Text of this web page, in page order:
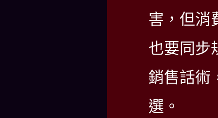
害，但消
也要同步
銷售話術
選。